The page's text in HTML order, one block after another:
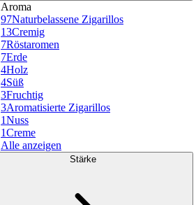
Aroma
97Naturbelassene Zigarillos
13Cremig
7Röstaromen
7Erde
4Holz
4Süß
3Fruchtig
3Aromatisierte Zigarillos
1Nuss
1Creme
Alle anzeigen
Stärke